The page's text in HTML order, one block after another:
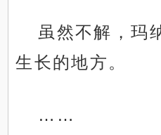
虽然不解，玛
生长的地方。
……